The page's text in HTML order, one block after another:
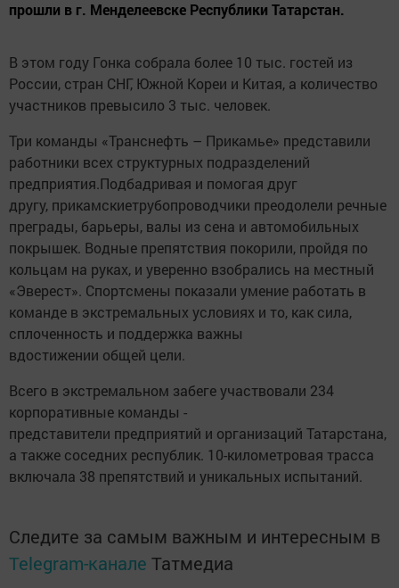
прошли в г. Менделеевске Республики Татарстан.
В этом году Гонка собрала более 10 тыс. гостей из
России, стран СНГ, Южной Кореи и Китая, а количество
участников превысило 3 тыс. человек.
Три команды «Транснефть – Прикамье» представили
работники всех структурных подразделений
предприятия.Подбадривая и помогая друг
другу, прикамскиетрубопроводчики преодолели речные
преграды, барьеры, валы из сена и автомобильных
покрышек. Водные препятствия покорили, пройдя по
кольцам на руках, и уверенно взобрались на местный
«Эверест». Спортсмены показали умение работать в
команде в экстремальных условиях и то, как сила,
сплоченность и поддержка важны
вдостижении общей цели.
Всего в экстремальном забегеучаствовали 234
корпоративные команды -
представители предприятий и организаций Татарстана,
а также соседних республик. 10-километровая трасса
включала 38 препятствий и уникальных испытаний.
Следите за самым важным и интересным в
Telegram-канале Татмедиа